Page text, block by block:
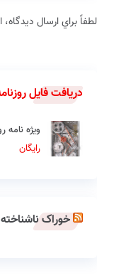
لطفاً براي ارسال
دریافت فایل
ویژه
رایگان
خوراک ناشناخته